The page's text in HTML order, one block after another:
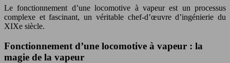
Le fonctionnement d’une locomotive à vapeur est un processus
complexe et fascinant, un véritable chef-d’œuvre d’ingénierie du
XIXe siècle.
Fonctionnement d’une locomotive à vapeur : la
magie de la vapeur